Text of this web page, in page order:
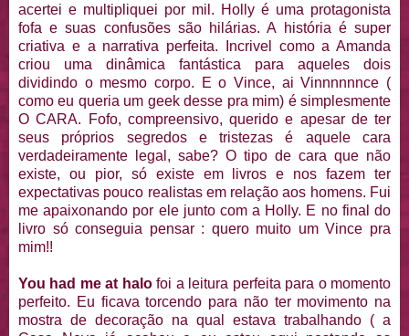
acertei e multipliquei por mil. Holly é uma protagonista
fofa e suas confusões são hilárias. A história é super
criativa e a narrativa perfeita. Incrivel como a Amanda
criou uma dinâmica fantástica para aqueles dois
dividindo o mesmo corpo. E o Vince, ai Vinnnnnnce (
como eu queria um geek desse pra mim) é simplesmente
O CARA. Fofo, compreensivo, querido e apesar de ter
seus próprios segredos e tristezas é aquele cara
verdadeiramente legal, sabe? O tipo de cara que não
existe, ou pior, só existe em livros e nos fazem ter
expectativas pouco realistas em relação aos homens. Fui
me apaixonando por ele junto com a Holly. E no final do
livro só conseguia pensar : quero muito um Vince pra
mim!!
You had me at halofoi a leitura perfeita para o momento
perfeito. Eu ficava torcendo para não ter movimento na
mostra de decoração na qual estava trabalhando ( a